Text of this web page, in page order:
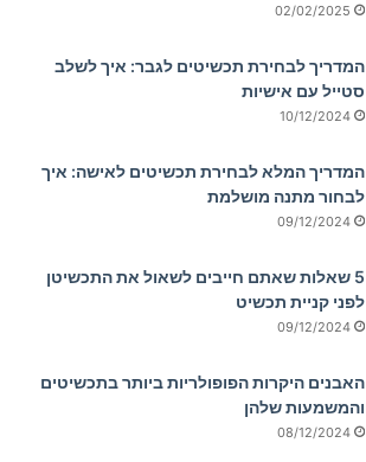
02/02/2025
המדריך לבחירת תכשיטים לגבר: איך לשלב
סטייל עם אישיות
10/12/2024
המדריך המלא לבחירת תכשיטים לאישה: איך
לבחור מתנה מושלמת
09/12/2024
5 שאלות שאתם חייבים לשאול את התכשיטן
לפני קניית תכשיט
09/12/2024
האבנים היקרות הפופולריות ביותר בתכשיטים
והמשמעות שלהן
08/12/2024